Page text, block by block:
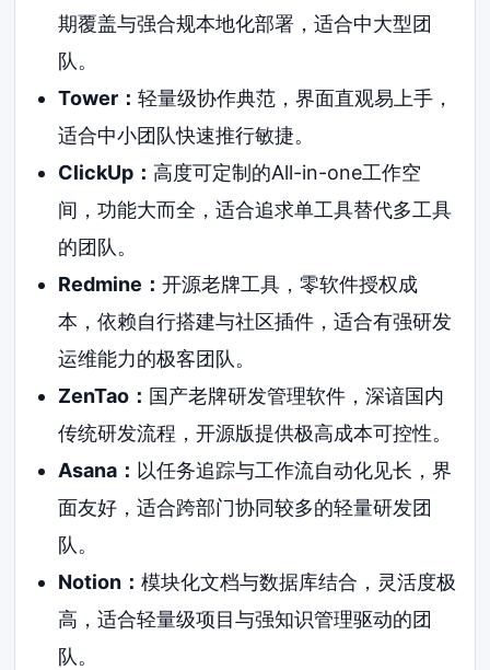
期覆盖与强合规本地化部署，适合中大型团
队。
Tower： 轻量级协作典范，界面直观易上手，
适合中小团队快速推行敏捷。
ClickUp： 高度可定制的All-in-one工作空
间，功能大而全，适合追求单工具替代多工具
的团队。
Redmine： 开源老牌工具，零软件授权成
本，依赖自行搭建与社区插件，适合有强研发
运维能力的极客团队。
ZenTao： 国产老牌研发管理软件，深谙国内
传统研发流程，开源版提供极高成本可控性。
Asana： 以任务追踪与工作流自动化见长，界
面友好，适合跨部门协同较多的轻量研发团
队。
Notion： 模块化文档与数据库结合，灵活度极
高，适合轻量级项目与强知识管理驱动的团
队。